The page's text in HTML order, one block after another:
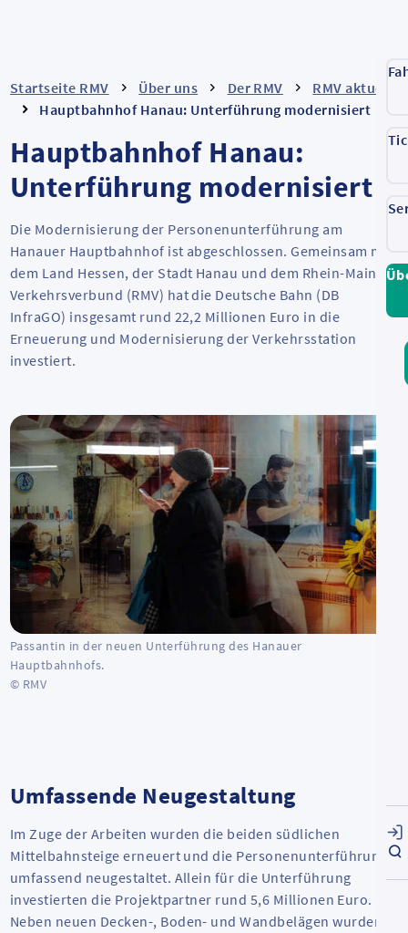
Startseite RMV Über uns Der RMV
RMV aktuell
Hauptbahnhof Hanau: Unterführung modernisiert
Hauptbahnhof Hanau:
Unterführung modernisiert
Die Modernisierung der Personenunterführung am
Hanauer Hauptbahnhof ist abgeschlossen. Gemeinsam mit
dem Land Hessen, der Stadt Hanau und dem Rhein-Main-
Verkehrsverbund (RMV) hat die Deutsche Bahn (DB
InfraGO) insgesamt rund 22,2 Millionen Euro in die
Erneuerung und Modernisierung der Verkehrsstation
investiert.
Passantin in der neuen Unterführung des Hanauer
Hauptbahnhofs.
© RMV
Umfassende Neugestaltung
Im Zuge der Arbeiten wurden die beiden südlichen
Mittelbahnsteige erneuert und die Personenunterführung
umfassend neugestaltet. Allein für die Unterführung
investierten die Projektpartner rund 5,6 Millionen Euro.
Neben neuen Decken-, Boden- und Wandbelägen wurden